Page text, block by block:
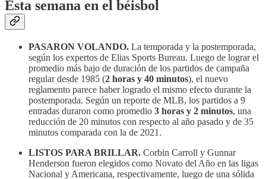
Esta semana en el béisbol
PASARON VOLANDO. La temporada y la postemporada,
según los expertos de Elias Sports Bureau. Luego de lograr el
promedio más bajo de duración de los partidos de campaña
regular desde 1985 (2 horas y 40 minutos), el nuevo
reglamento parece haber logrado el mismo efecto durante la
postemporada. Según un reporte de MLB, los partidos a 9
entradas duraron como promedio 3 horas y 2 minutos, una
reducción de 20 minutos con respecto al año pasado y de 35
minutos comparada con la de 2021.
LISTOS PARA BRILLAR. Corbin Carroll y Gunnar
Henderson fueron elegidos como Novato del Año en las ligas
Nacional y Americana, respectivamente, luego de una sólida